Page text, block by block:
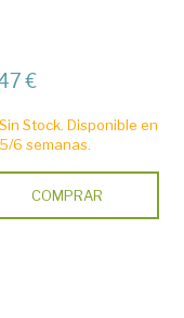
€
Sin Stock. Disponible en
5/6 semanas.
COMPRAR